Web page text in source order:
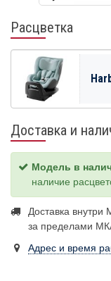
Расцветка
Доставка и
Модель в
наличие
Доставка внутри
за пределами
Адрес и время